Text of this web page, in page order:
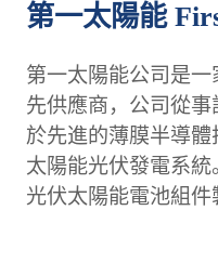
第一太陽能
第一太陽能公司是
先供應商，公司從
於先進的薄膜半導
太陽能光伏發電系
光伏太陽能電池組件